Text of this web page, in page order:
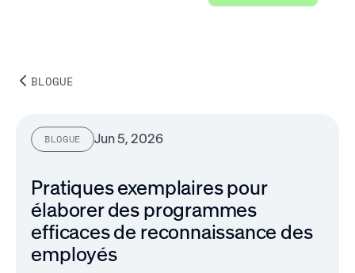
BLOGUE
BLOGUE Jun 5, 2026
Pratiques exemplaires pour
élaborer des programmes
efficaces de reconnaissance des
employés